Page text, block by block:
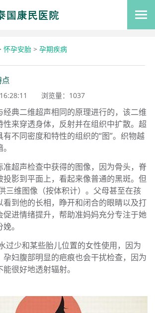
怀孕安胎 > 孕期疾病
浏览量： 1037
经典二维超声相同的原理进行的，该二维
性来穿透身体，反射并在组织中扩散。超
不同密度和特性的组织的“图”。织物越
准超声检查中获得的图像，因为骨头，脊
影到平面上，看起来像普通的黑斑。但
三维图像（按体积计）。父母甚至在孩
看到他的长相，睁开和闭合的眼睛以及打
促进情绪提升，帮助准妈妈充分专注于她
。
过少和某些胎儿位置的女性使用，因为
孕妇腹部明显的疤痕也会干扰检查，因为
很好地透射辐射。